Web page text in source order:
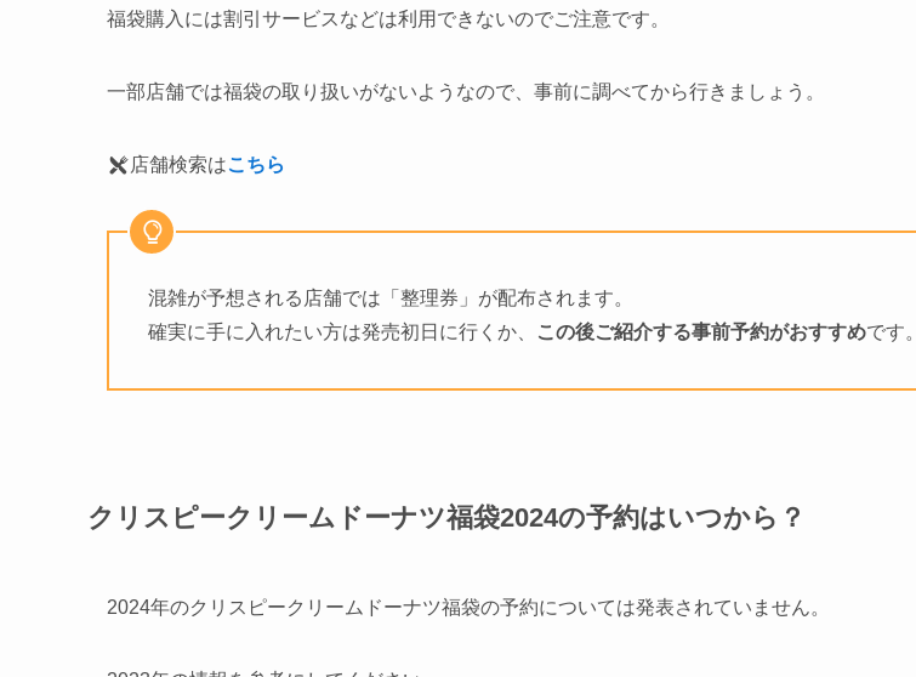
福袋購入には割引サービスなどは利用できないのでご注意です。
一部店舗では福袋の取り扱いがないようなので、事前に調べてから行きましょう。
店舗検索はこちら
混雑が予想される店舗では「整理券」が配布されます。
確実に手に入れたい方は発売初日に行くか、
この後ご紹介する事前予約がおすすめです。
クリスピークリームドーナツ福袋2024の予約はいつから？
2024年のクリスピークリームドーナツ福袋の予約については発表されていません。